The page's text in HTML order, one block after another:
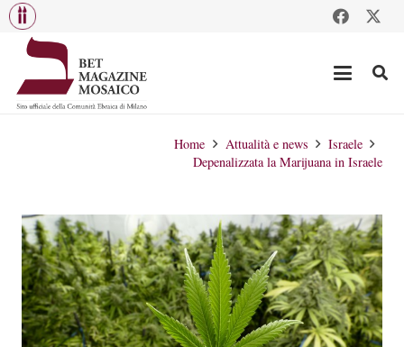
Home Attualità e news
Israele
Depenalizzata la Marijuana in Israele